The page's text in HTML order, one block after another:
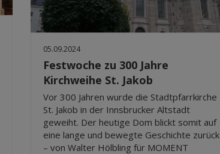
05.09.2024
Festwoche zu 300 Jahre
Kirchweihe St. Jakob
Vor 300 Jahren wurde die Stadtpfarrkirche
St. Jakob in der Innsbrucker Altstadt
geweiht. Der heutige Dom blickt somit auf
eine lange und bewegte Geschichte zurück
– von Walter Hölbling für MOMENT